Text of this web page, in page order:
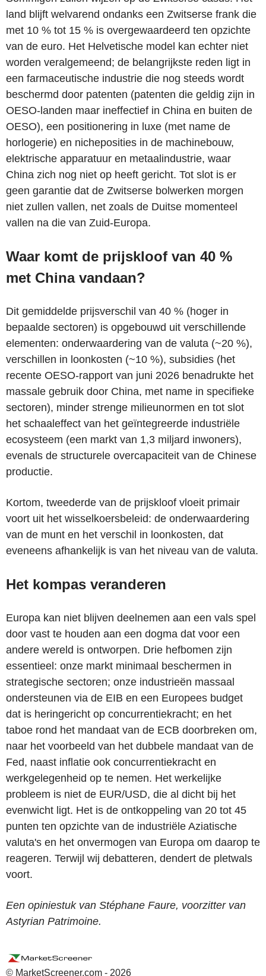
land blijft welvarend ondanks een Zwitserse frank die
met 10 % tot 15 % is overgewaardeerd ten opzichte
van de euro. Het Helvetische model kan echter niet
worden veralgemeend; de belangrijkste reden ligt in
een farmaceutische industrie die nog steeds wordt
beschermd door patenten (patenten die geldig zijn in
OESO-landen maar ineffectief in China en buiten de
OESO), een positionering in luxe (met name de
horlogerie) en nicheposities in de machinebouw,
elektrische apparatuur en metaalindustrie, waar
China zich nog niet op heeft gericht. Tot slot is er
geen garantie dat de Zwitserse bolwerken morgen
niet zullen vallen, net zoals de Duitse momenteel
vallen na die van Zuid-Europa.
Waar komt de prijskloof van 40 %
met China vandaan?
Dit gemiddelde prijsverschil van 40 % (hoger in
bepaalde sectoren) is opgebouwd uit verschillende
elementen: onderwaardering van de valuta (~20 %),
verschillen in loonkosten (~10 %), subsidies (het
recente OESO-rapport van juni 2026 benadrukte het
massale gebruik door China, met name in specifieke
sectoren), minder strenge milieunormen en tot slot
het schaaleffect van het geïntegreerde industriële
ecosysteem (een markt van 1,3 miljard inwoners),
evenals de structurele overcapaciteit van de Chinese
productie.
Kortom, tweederde van de prijskloof vloeit primair
voort uit het wisselkoersbeleid: de onderwaardering
van de munt en het verschil in loonkosten, dat
eveneens afhankelijk is van het niveau van de valuta.
Het kompas veranderen
Europa kan niet blijven deelnemen aan een vals spel
door vast te houden aan een dogma dat voor een
andere wereld is ontworpen. Drie hefbomen zijn
essentieel: onze markt minimaal beschermen in
strategische sectoren; onze industrieën massaal
ondersteunen via de EIB en een Europees budget
dat is heringericht op concurrentiekracht; en het
taboe rond het mandaat van de ECB doorbreken om,
naar het voorbeeld van het dubbele mandaat van de
Fed, naast inflatie ook concurrentiekracht en
werkgelegenheid op te nemen. Het werkelijke
probleem is niet de EUR/USD, die al dicht bij het
evenwicht ligt. Het is de ontkoppeling van 20 tot 45
punten ten opzichte van de industriële Aziatische
valuta's en het onvermogen van Europa om daarop te
reageren. Terwijl wij debatteren, dendert de pletwals
voort.
Een opiniestuk van Stéphane Faure, voorzitter van
Astyrian Patrimoine.
© MarketScreener.com - 2026